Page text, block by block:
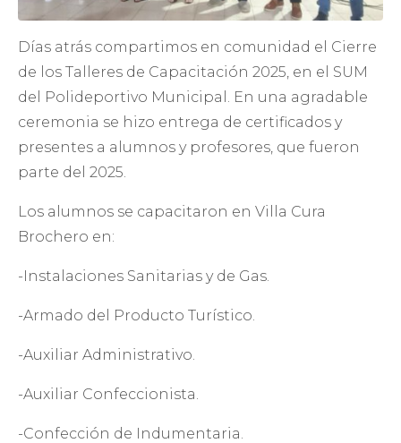
Días atrás compartimos en comunidad el Cierre
de los Talleres de Capacitación 2025, en el SUM
del Polideportivo Municipal. En una agradable
ceremonia se hizo entrega de certificados y
presentes a alumnos y profesores, que fueron
parte del 2025.
Los alumnos se capacitaron en Villa Cura
Brochero en:
-Instalaciones Sanitarias y de Gas.
-Armado del Producto Turístico.
-Auxiliar Administrativo.
-Auxiliar Confeccionista.
-Confección de Indumentaria.